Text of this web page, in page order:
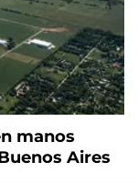
manos
Aires